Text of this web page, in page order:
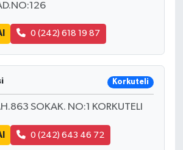
0 (242) 618 19 87
Korkuteli
SOKAK. NO:1 KORKUTELI
0 (242) 643 46 72